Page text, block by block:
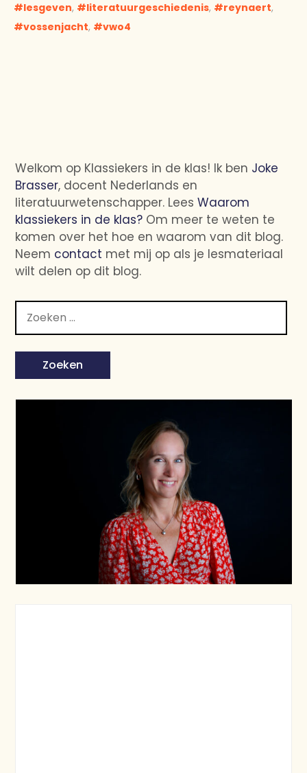
lesgeven, literatuurgeschiedenis, reynaert,
vossenjacht, vwo4
Welkom op Klassiekers in de klas! Ik ben Joke
Brasser, docent Nederlands en
literatuurwetenschapper. LeesWaarom
klassiekers in de klas? Om meer te weten te
komen over het hoe en waarom van dit blog.
Neem contact met mij op als je lesmateriaal
wilt delen op dit blog.
naar: